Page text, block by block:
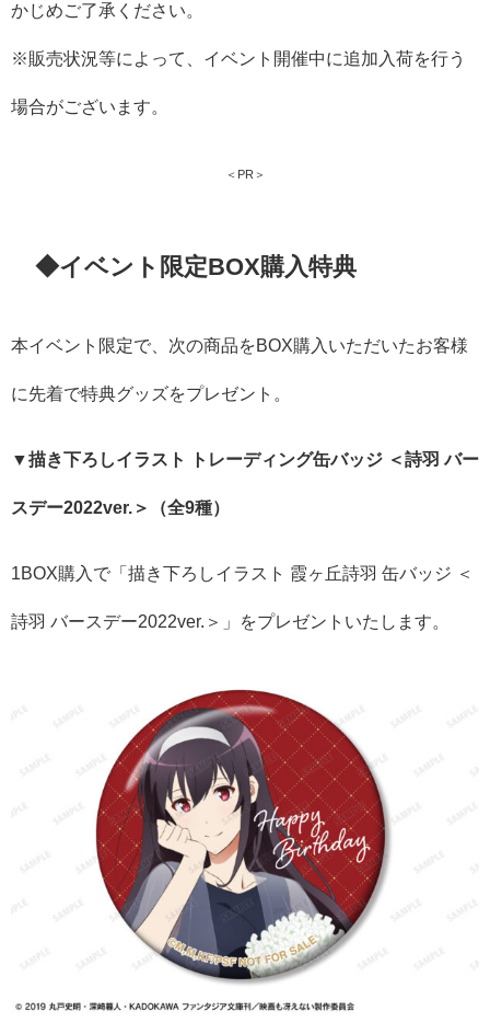
かじめご了承ください。
※販売状況等によって、イベント開催中に追加入荷を行う
場合がございます。
＜PR＞
◆イベント限定BOX購入特典
本イベント限定で、次の商品をBOX購入いただいたお客様
に先着で特典グッズをプレゼント。
▼描き下ろしイラスト トレーディング缶バッジ ＜詩羽 バー
スデー2022ver.＞（全9種）
1BOX購入で「描き下ろしイラスト 霞ヶ丘詩羽 缶バッジ ＜
詩羽 バースデー2022ver.＞」をプレゼントいたします。